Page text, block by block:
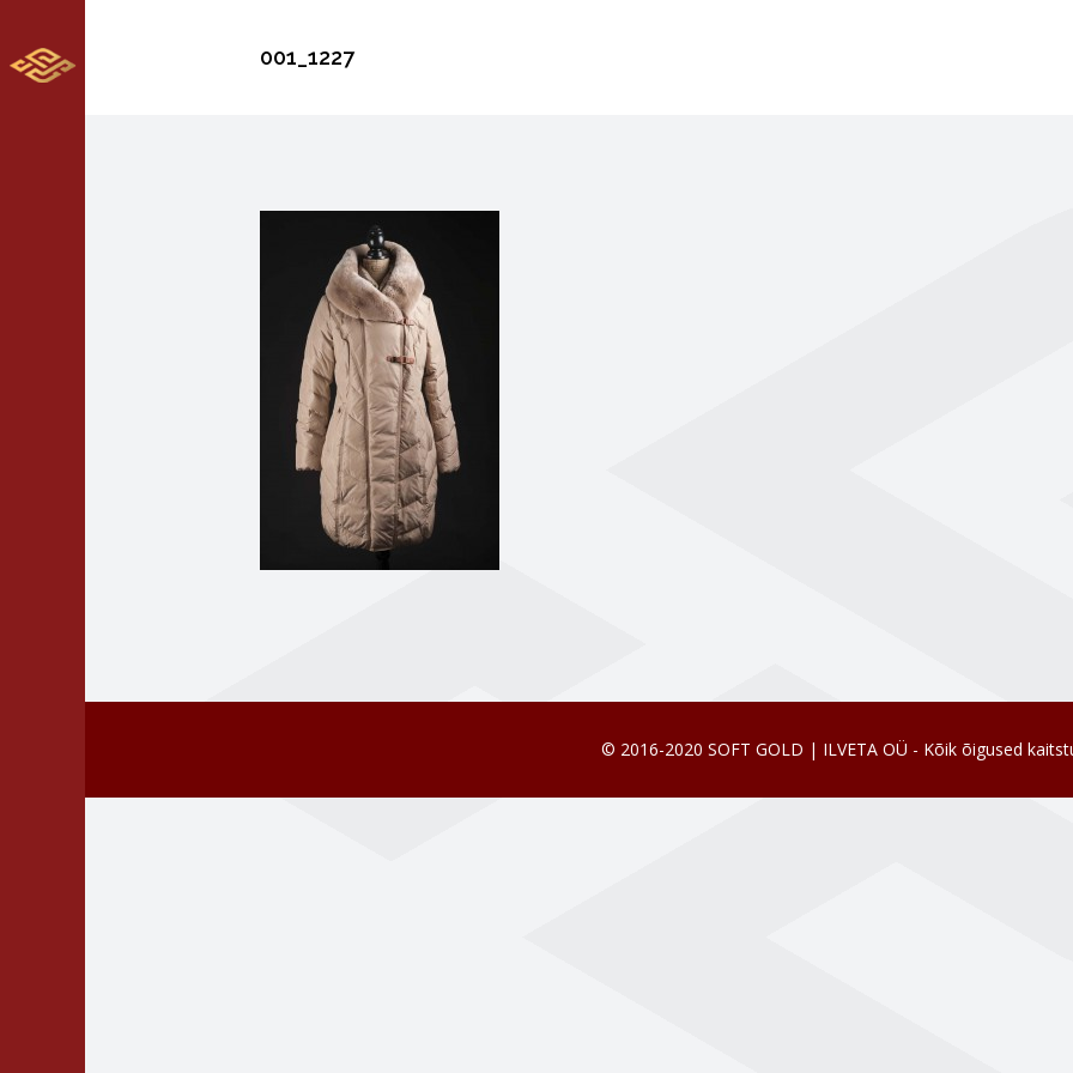
001_1227
© 2016-2020 SOFT GOLD | ILVETA OÜ - Kõik õigused